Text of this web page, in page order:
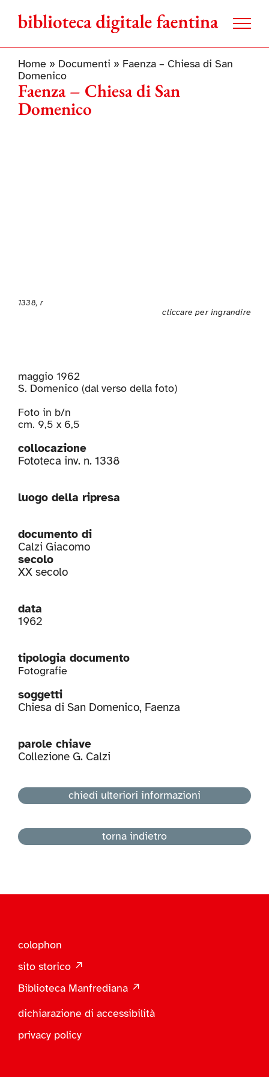
contenuto
Home» Documenti » Faenza – Chiesa di San
Domenico
Faenza – Chiesa di San
Domenico
1338, r
cliccare per ingrandire
maggio 1962
S. Domenico (dal verso della foto)
Foto in b/n
cm. 9,5 x 6,5
collocazione
Fototeca inv. n. 1338
luogo della ripresa
documento di
Calzi Giacomo
secolo
XX secolo
data
1962
tipologia documento
Fotografie
soggetti
Chiesa di San Domenico, Faenza
parole chiave
Collezione G. Calzi
chiedi ulteriori informazioni
torna indietro
colophon
sito storico ↗
Biblioteca Manfrediana ↗
dichiarazione di accessibilità
privacy policy